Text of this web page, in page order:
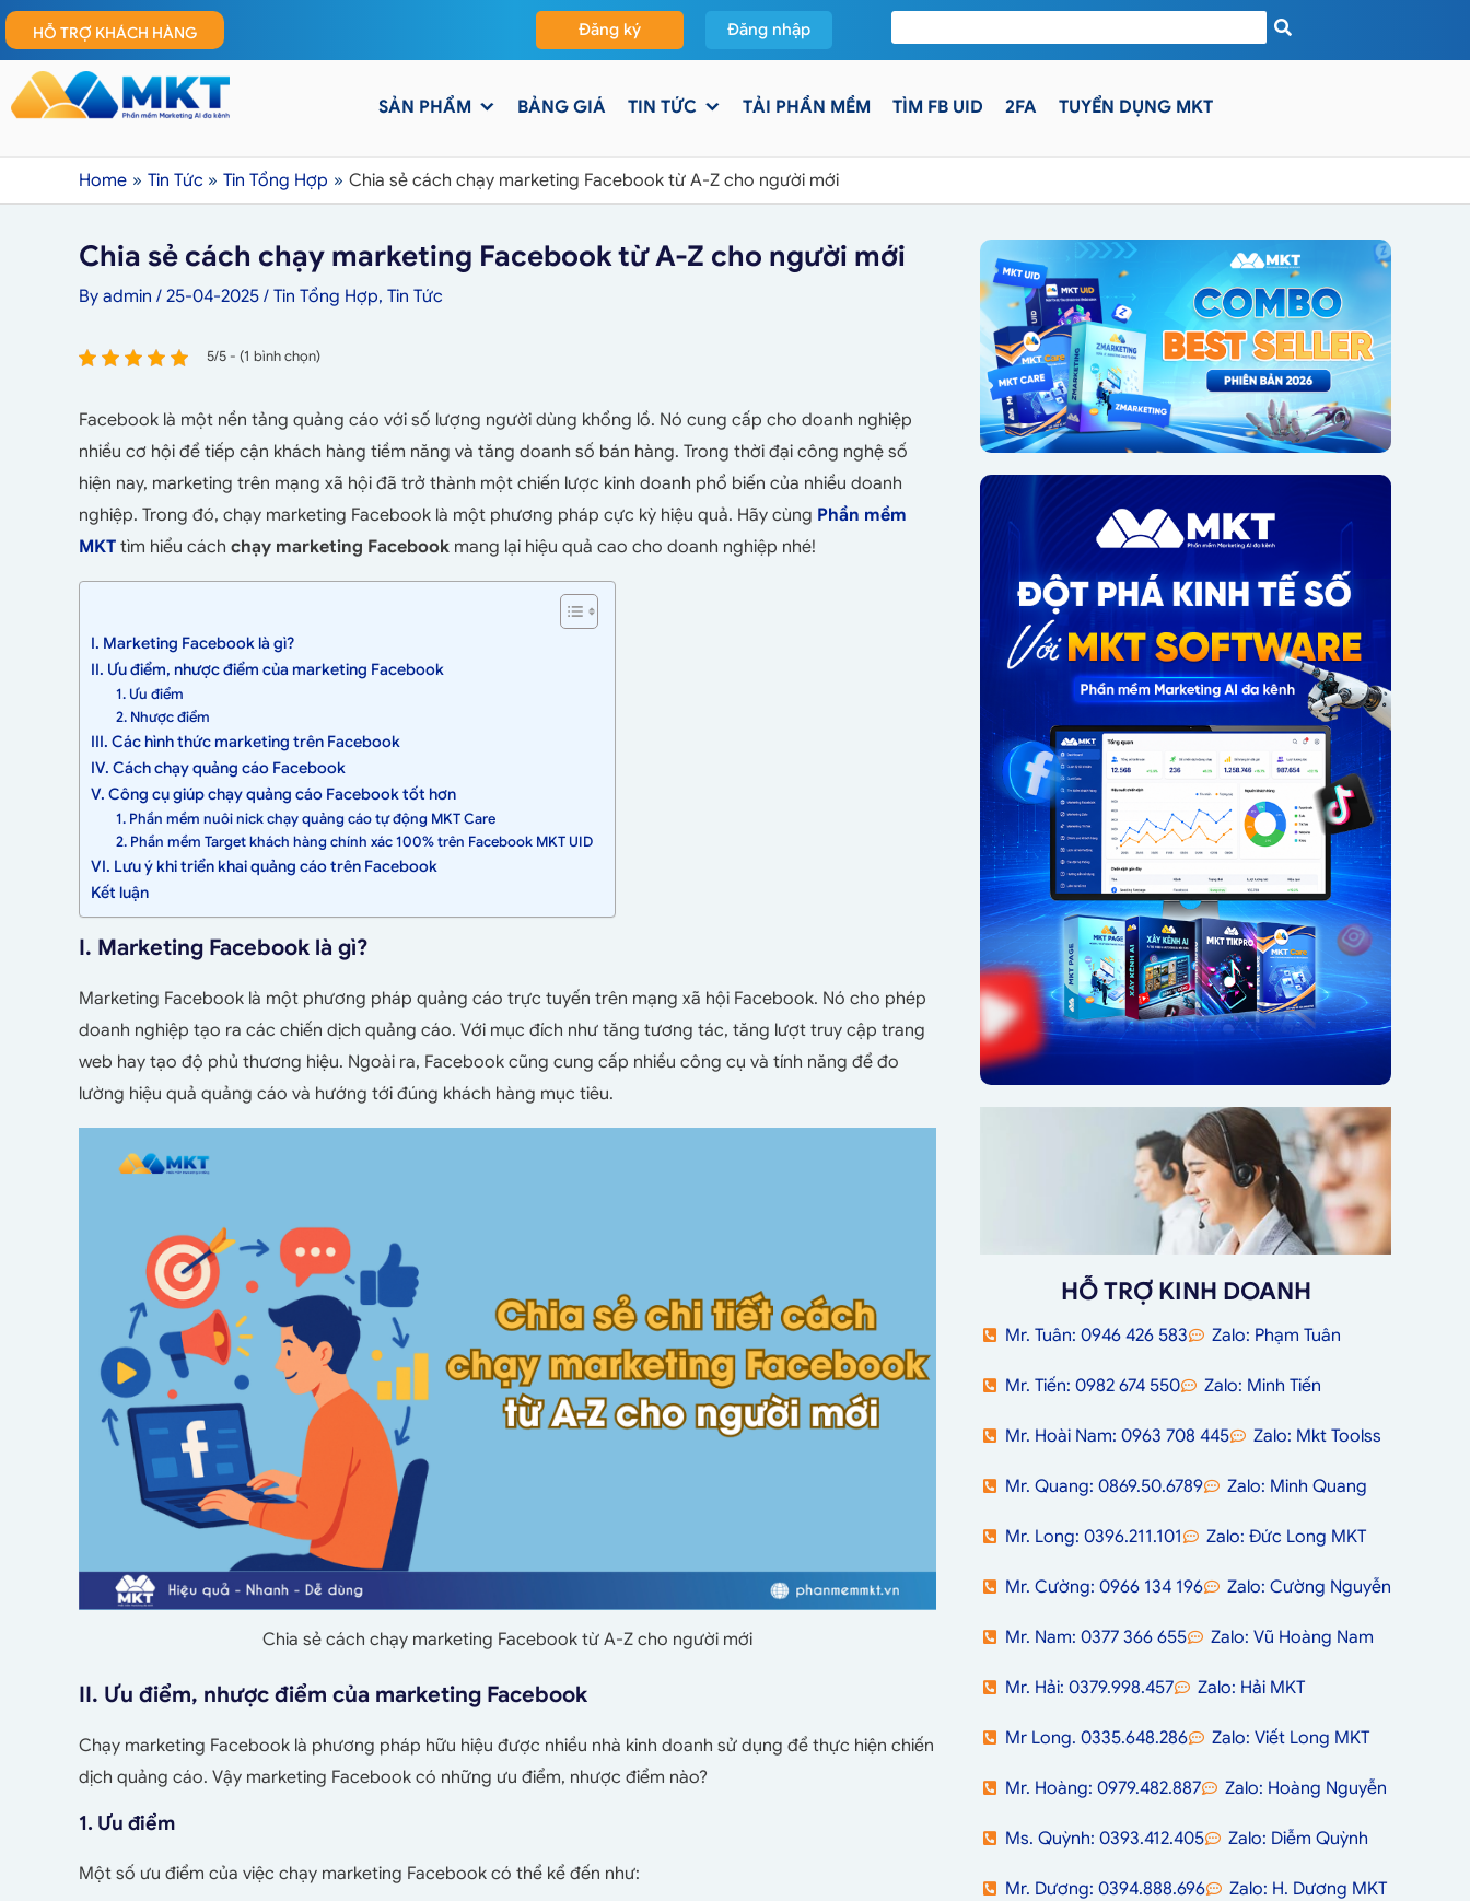
HỖ TRỢ KHÁCH HÀNG Đăng ký Đăng nhập
SẢN PHẨM BẢNG GIÁ TIN TỨC TẢI PHẦN MỀM TÌM FB UID 2FA TUYỂN DỤNG MKT
Home Tin Tức Tin Tổng Hợp Chia sẻ cách chạy marketing Facebook từ A-Z cho người mới
Chia sẻ cách chạy marketing Facebook từ A-Z cho người mới
By admin / 25-04-2025 / Tin Tổng Hợp, Tin Tức
5/5 - (1 bình chọn)
Facebook là một nền tảng quảng cáo với số lượng người dùng khổng lồ. Nó cung cấp cho doanh nghiệp
nhiều cơ hội để tiếp cận khách hàng tiềm năng và tăng doanh số bán hàng. Trong thời đại công nghệ số
hiện nay, marketing trên mạng xã hội đã trở thành một chiến lược kinh doanh phổ biến của nhiều doanh
nghiệp. Trong đó, chạy marketing Facebook là một phương pháp cực kỳ hiệu quả. Hãy cùng Phần mềm
MKT tìm hiểu cách chạy marketing Facebook mang lại hiệu quả cao cho doanh nghiệp nhé!
I. Marketing Facebook là gì?
II. Ưu điểm, nhược điểm của marketing Facebook
1. Ưu điểm
2. Nhược điểm
III. Các hình thức marketing trên Facebook
IV. Cách chạy quảng cáo Facebook
V. Công cụ giúp chạy quảng cáo Facebook tốt hơn
1. Phần mềm nuôi nick chạy quảng cáo tự động MKT Care
2. Phần mềm Target khách hàng chính xác 100% trên Facebook MKT UID
VI. Lưu ý khi triển khai quảng cáo trên Facebook
Kết luận
I. Marketing Facebook là gì?
Marketing Facebook là một phương pháp quảng cáo trực tuyến trên mạng xã hội Facebook. Nó cho phép
doanh nghiệp tạo ra các chiến dịch quảng cáo. Với mục đích như tăng tương tác, tăng lượt truy cập trang
web hay tạo độ phủ thương hiệu. Ngoài ra, Facebook cũng cung cấp nhiều công cụ và tính năng để đo
lường hiệu quả quảng cáo và hướng tới đúng khách hàng mục tiêu.
Chia sẻ cách chạy marketing Facebook từ A-Z cho người mới
II. Ưu điểm, nhược điểm của marketing Facebook
Chạy marketing Facebook là phương pháp hữu hiệu được nhiều nhà kinh doanh sử dụng để thực hiện chiến
dịch quảng cáo. Vậy marketing Facebook có những ưu điểm, nhược điểm nào?
1. Ưu điểm
Một số ưu điểm của việc chạy marketing Facebook có thể kể đến như:
HỖ TRỢ KINH DOANH
Mr. Tuân: 0946 426 583 Zalo: Phạm Tuân
Mr. Tiến: 0982 674 550 Zalo: Minh Tiến
Mr. Hoài Nam: 0963 708 445 Zalo: Mkt Toolss
Mr. Quang: 0869.50.6789 Zalo: Minh Quang
Mr. Long: 0396.211.101 Zalo: Đức Long MKT
Mr. Cường: 0966 134 196 Zalo: Cường Nguyễn
Mr. Nam: 0377 366 655 Zalo: Vũ Hoàng Nam
Mr. Hải: 0379.998.457 Zalo: Hải MKT
Mr Long. 0335.648.286 Zalo: Viết Long MKT
Mr. Hoàng: 0979.482.887 Zalo: Hoàng Nguyễn
Ms. Quỳnh: 0393.412.405 Zalo: Diễm Quỳnh
Mr. Dương: 0394.888.696 Zalo: H. Dương MKT